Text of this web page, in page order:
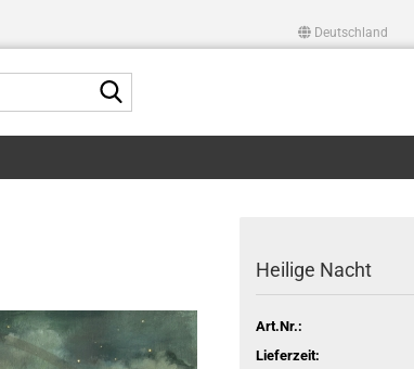
Deutschland
Heilige Nacht
Art.Nr.:
Lieferzeit: